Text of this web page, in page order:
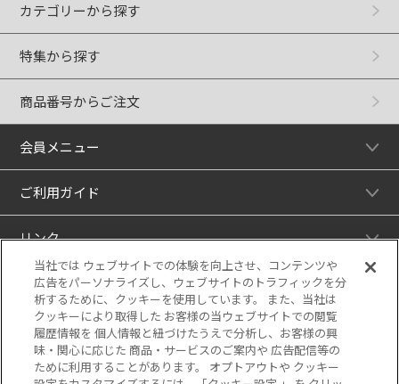
カテゴリーから探す
特集から探す
商品番号からご注文
会員メニュー
ご利用ガイド
リンク
当社では ウェブサイトでの体験を向上させ、コンテンツや
広告をパーソナライズし、ウェブサイトのトラフィックを分
析するために、クッキーを使用しています。 また、当社は
クッキーにより取得した お客様の当ウェブサイトでの閲覧
履歴情報を 個人情報と紐づけたうえで分析し、お客様の興
味・関心に応じた 商品・サービスのご案内や 広告配信等の
ために利用することがあります。 オプトアウトや クッキー